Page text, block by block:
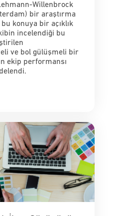
Willenbrock
bir araştırma
konuya bir açıklık
incelendiği bu
ve bol gülüşmeli bir
ekip performansı